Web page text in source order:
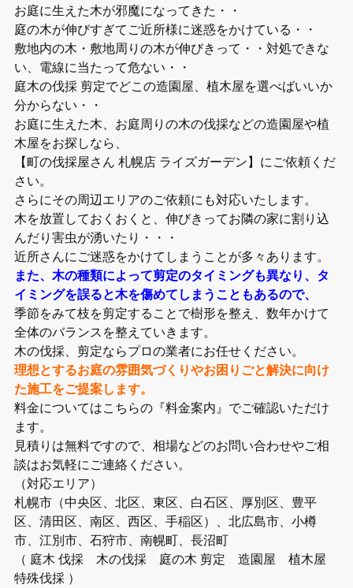
お庭に生えた木が邪魔になってきた・・
庭の木が伸びすぎてご近所様に迷惑をかけている・・
敷地内の木・敷地周りの木が伸びきって・・対処できな
い、電線に当たって危ない・・
庭木の伐採 剪定でどこの造園屋、植木屋を選べばいいか
分からない・・
お庭に生えた木、お庭周りの木の伐採などの造園屋や植
木屋をお探しなら、
【町の伐採屋さん 札幌店 ライズガーデン】にご依頼くだ
さい。
さらにその周辺エリアのご依頼にも対応いたします。
木を放置しておくおくと、伸びきってお隣の家に割り込
んだり害虫が湧いたり・・・
近所さんにご迷惑をかけてしまうことが多々あります。
また、木の種類によって剪定のタイミングも異なり、タ
イミングを誤ると木を傷めてしまうこともあるので、
季節をみて枝を剪定することで樹形を整え、数年かけて
全体のバランスを整えていきます。
木の伐採、剪定ならプロの業者にお任せください。
理想とするお庭の雰囲気づくりやお困りごと解決に向け
た施工をご提案します。
料金についてはこちらの『料金案内』でご確認いただけ
ます。
見積りは無料ですので、相場などのお問い合わせやご相
談はお気軽にご連絡ください。
（対応エリア）
札幌市（中央区、北区、東区、白石区、厚別区、豊平
区、清田区、南区、西区、手稲区）、北広島市、小樽
市、江別市、石狩市、南幌町、長沼町
（ 庭木 伐採 木の伐採 庭の木 剪定 造園屋 植木屋
特殊伐採 ）